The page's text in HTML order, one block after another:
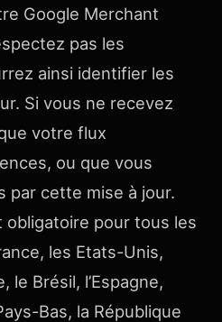
Google Merchant
pas les
ainsi identifier les
Si vous ne recevez
votre flux
ou que vous
par cette mise à jour.
obligatoire pour tous les
les Etats-Unis,
le Brésil, l’Espagne,
Bas, la République